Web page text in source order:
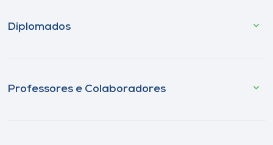
Diplomados
Professores e Colaboradores